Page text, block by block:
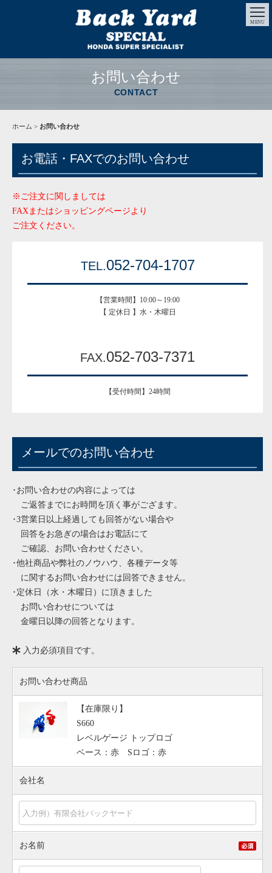
MENU
お問い合わせ
CONTACT
ホーム > お問い合わせ
お電話・FAXでのお問い合わせ
※ご注文に関しましては
FAXまたはショッピングページより
ご注文ください。
TEL.052-704-1707
【営業時間】10:00～19:00
【 定休日 】水・木曜日
FAX.052-703-7371
【受付時間】24時間
メールでのお問い合わせ
･お問い合わせの内容によっては
ご返答までにお時間を頂く事がござます。
･3営業日以上経過しても回答がない場合や
回答をお急ぎの場合はお電話にて
ご確認、お問い合わせください。
･他社商品や弊社のノウハウ、各種データ等
に関するお問い合わせには回答できません。
･定休日（水・木曜日）に頂きました
お問い合わせについては
金曜日以降の回答となります。
入力必須項目です。
お問い合わせ商品
【在庫限り】
S660
レベルゲージ トップロゴ
ベース：赤 Sロゴ：赤
会社名
お名前